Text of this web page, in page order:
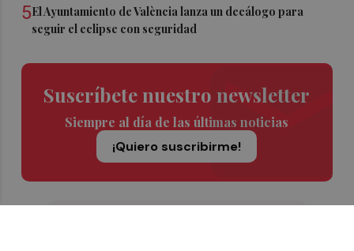
5El Ayuntamiento de València lanza un decálogo para
seguir el eclipse con seguridad
Suscríbete nuestro newsletter
Siempre al día de las últimas noticias
¡Quiero suscribirme!